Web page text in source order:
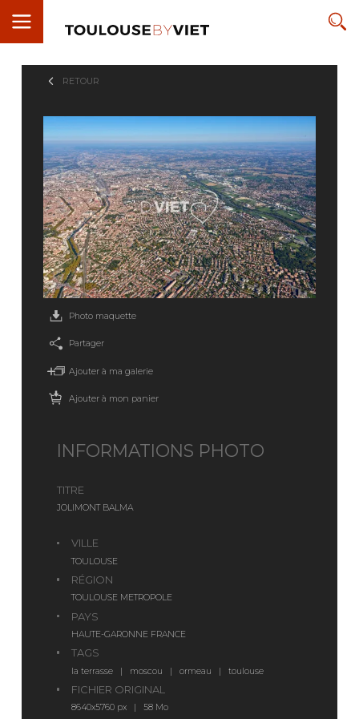
RETOUR
Photo maquette
Partager
Ajouter à ma galerie
Ajouter à mon panier
INFORMATIONS PHOTO
TITRE
JOLIMONT BALMA
VILLE
TOULOUSE
RÉGION
TOULOUSE METROPOLE
PAYS
HAUTE-GARONNE FRANCE
TAGS
la terrasse | moscou | ormeau | toulouse
FICHIER ORIGINAL
8640x5760 px | 58 Mo